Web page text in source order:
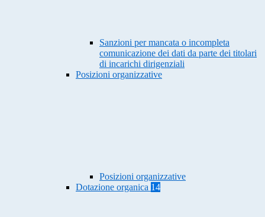
Sanzioni per mancata o incompleta
comunicazione dei dati da parte dei titolari
di incarichi dirigenziali
Posizioni organizzative
Posizioni organizzative
Dotazione organica 14